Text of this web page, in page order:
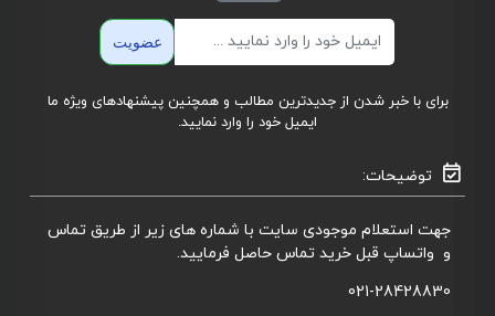
عضویت
برای با خبر شدن از جدیدترین مطالب و همچنین پیشنهادهای ویژه ما
ایمیل خود را وارد نمایید.
توضیحات:
جهت استعلام موجودی سایت با شماره های زیر از طریق تماس
و واتساپ قبل خرید تماس حاصل فرمایید.
021-28428830